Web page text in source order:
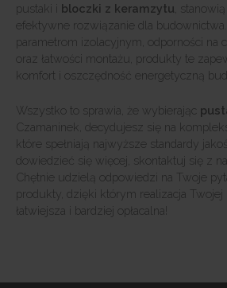
pustaki i bloczki z keramzytu ,
efektywne rozwiązanie dla
parametrom izolacyjnym, odporności na
oraz łatwości montażu, produkty te
komfort i oszczędność energetyczną
Wszystko to sprawia, że wybierając
Czamaninek, decydujesz się na
które spełniają najwyższe standardy
dowiedzieć się więcej, skontaktuj się z
Chętnie udzielą odpowiedzi na Twoje
produkty, dzięki którym realizacja
łatwiejsza i bardziej opłacalna!